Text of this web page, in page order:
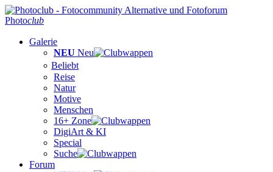
Photoclub
Galerie
NEU Neu
Beliebt
Reise
Natur
Motive
Menschen
16+ Zone
DigiArt & KI
Special
Suche
Forum